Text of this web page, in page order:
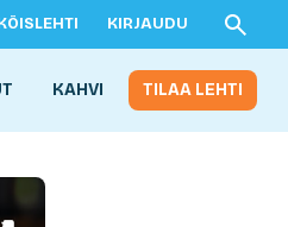
KIRJAUDU
KAHVI TILAA LEHTI